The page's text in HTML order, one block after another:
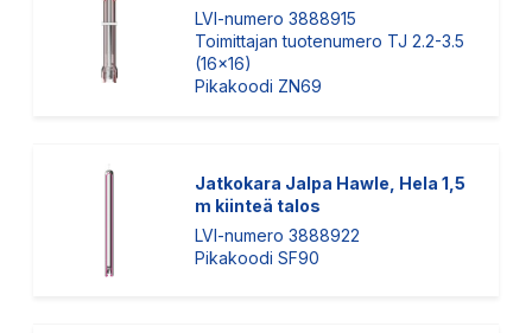
LVI-numero 3888915
Toimittajan tuotenumero TJ 2.2-3.5
(16x16)
Pikakoodi ZN69
Jatkokara Jalpa Hawle, Hela 1,5
m kiinteä talos
LVI-numero 3888922
Pikakoodi SF90